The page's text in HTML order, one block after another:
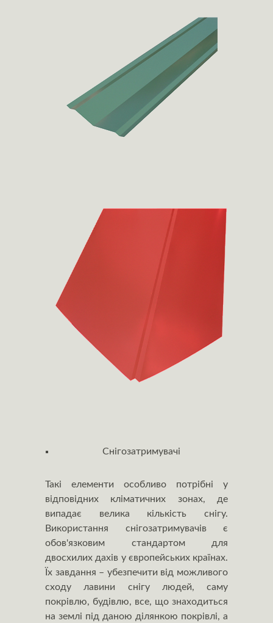
Снігозатримувачі
Такі елементи особливо потрібні у
відповідних кліматичних зонах, де
випадає велика кількість снігу.
Використання снігозатримувачів є
обов'язковим стандартом для
двосхилих дахів у європейських країнах.
Їх завдання – убезпечити від можливого
сходу лавини снігу людей, саму
покрівлю, будівлю, все, що знаходиться
на землі під даною ділянкою покрівлі, а